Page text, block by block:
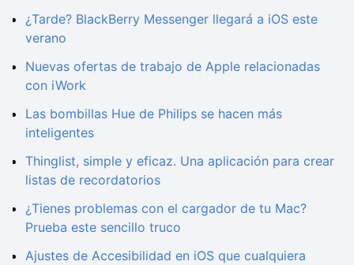
¿Tarde? BlackBerry Messenger llegará a iOS este
verano
Nuevas ofertas de trabajo de Apple relacionadas
con iWork
Las bombillas Hue de Philips se hacen más
inteligentes
Thinglist, simple y eficaz. Una aplicación para crear
listas de recordatorios
¿Tienes problemas con el cargador de tu Mac?
Prueba este sencillo truco
Ajustes de Accesibilidad en iOS que cualquiera